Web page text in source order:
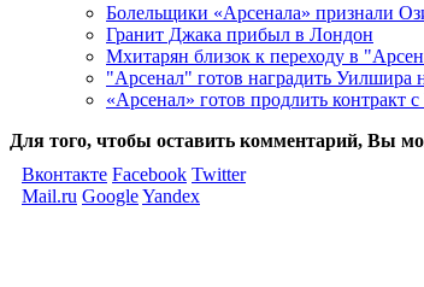
Болельщики «Арсенала» признали
Гранит Джака прибыл в Лондон
Мхитарян близок к переходу в
"Арсенал" готов наградить Уилшира
«Арсенал» готов продлить контракт
Для того, чтобы оставить комментарий, Вы
Вконтакте Facebook Twitter
Mail.ru GoogleYandex